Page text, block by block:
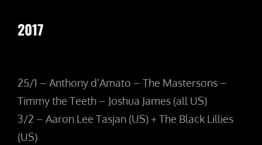
2017
25/1 – Anthony d’Amato – The Mastersons –
Timmy the Teeth – Joshua James (all US)
3/2 – Aaron Lee Tasjan (US) + The Black Lillies
(US)